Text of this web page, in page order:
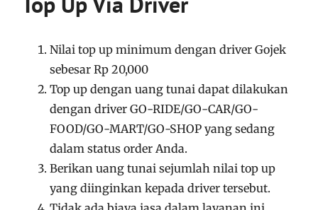
Nilai top up minimum dengan driver Gojek
sebesar Rp 20,000
Top up dengan uang tunai dapat dilakukan
dengan driver GO-RIDE/GO-CAR/GO-
FOOD/GO-MART/GO-SHOP yang sedang
dalam status order Anda.
Berikan uang tunai sejumlah nilai top up
yang diinginkan kepada driver tersebut.